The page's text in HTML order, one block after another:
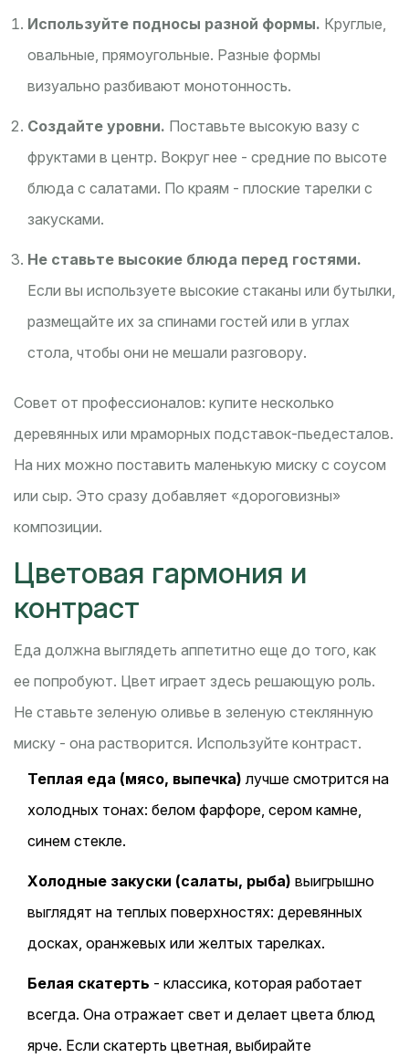
Используйте подносы разной формы. Круглые,
овальные, прямоугольные. Разные формы
визуально разбивают монотонность.
Создайте уровни. Поставьте высокую вазу с
фруктами в центр. Вокруг нее - средние по высоте
блюда с салатами. По краям - плоские тарелки с
закусками.
Не ставьте высокие блюда перед гостями.
Если вы используете высокие стаканы или бутылки,
размещайте их за спинами гостей или в углах
стола, чтобы они не мешали разговору.
Совет от профессионалов: купите несколько
деревянных или мраморных подставок-пьедесталов.
На них можно поставить маленькую миску с соусом
или сыр. Это сразу добавляет «дороговизны»
композиции.
Цветовая гармония и
контраст
Еда должна выглядеть аппетитно еще до того, как
ее попробуют. Цвет играет здесь решающую роль.
Не ставьте зеленую оливье в зеленую стеклянную
миску - она растворится. Используйте контраст.
Теплая еда (мясо, выпечка) лучше смотрится на
холодных тонах: белом фарфоре, сером камне,
синем стекле.
Холодные закуски (салаты, рыба) выигрышно
выглядят на теплых поверхностях: деревянных
досках, оранжевых или желтых тарелках.
Белая скатерть - классика, которая работает
всегда. Она отражает свет и делает цвета блюд
ярче. Если скатерть цветная, выбирайте